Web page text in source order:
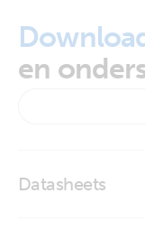
en
Datasheets